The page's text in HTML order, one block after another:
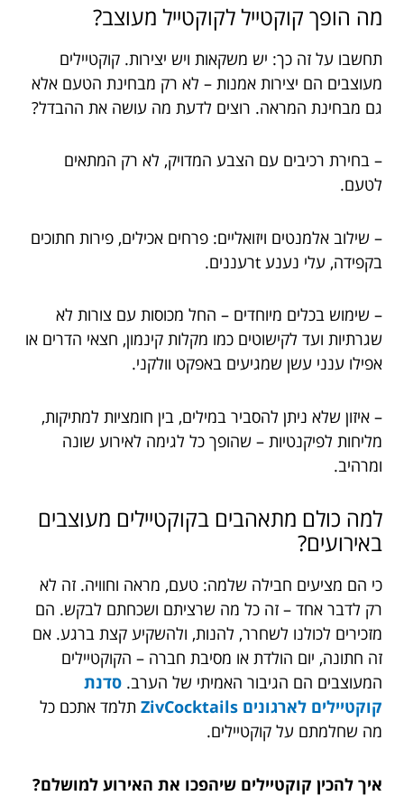
מה הופך קוקטייל לקוקטייל מעוצב?
תחשבו על זה כך: יש משקאות ויש יצירות. קוקטיילים
מעוצבים הם יצירות אמנות – לא רק מבחינת הטעם אלא
גם מבחינת המראה. רוצים לדעת מה עושה את ההבדל?
– בחירת רכיבים עם הצבע המדויק, לא רק המתאים
לטעם.
– שילוב אלמנטים ויזואליים: פרחים אכילים, פירות חתוכים
בקפידה, עלי נענע tרעננים.
– שימוש בכלים מיוחדים – החל מכוסות עם צורות לא
שגרתיות ועד לקישוטים כמו מקלות קינמון, חצאי הדרים או
אפילו ענני עשן שמגיעים באפקט וולקני.
– איזון שלא ניתן להסביר במילים, בין חומציות למתיקות,
מליחות לפיקנטיות – שהופך כל לגימה לאירוע שונה
ומרהיב.
למה כולם מתאהבים בקוקטיילים מעוצבים
באירועים?
כי הם מציעים חבילה שלמה: טעם, מראה וחוויה. זה לא
רק לדבר אחד – זה כל מה שרציתם ושכחתם לבקש. הם
מזכירים לכולנו לשחרר, להנות, ולהשקיע קצת ברגע. אם
זה חתונה, יום הולדת או מסיבת חברה – הקוקטיילים
המעוצבים הם הגיבור האמיתי של הערב. סדנת
קוקטיילים לארגונים ZivCocktails
תלמד אתכם כל
מה שחלמתם על קוקטיילים.
איך להכין קוקטיילים שיהפכו את האירוע למושלם?